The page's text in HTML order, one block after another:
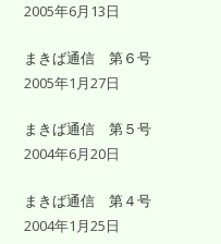
2005年6月13日
まきば通信 第６号
2005年1月27日
まきば通信 第５号
2004年6月20日
まきば通信 第４号
2004年1月25日